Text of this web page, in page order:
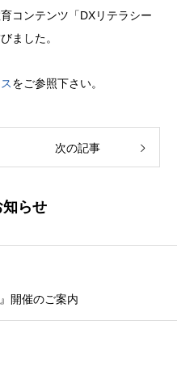
コンテンツ「DXリテラシー
ました。
をご参照下さい。
次の記事
らせ
開催のご案内